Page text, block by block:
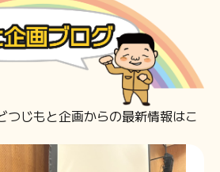
つじもと企画からの最新情報はこ